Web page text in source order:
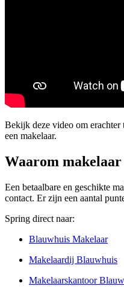
Bekijk deze video om
een makelaar.
Waarom
Een betaalbare en geschikte
contact. Er zijn een aantal
Spring direct naar:
Blauwhuis Makelaar
Makelaardij Blauwhuis
Makelaarskantoor